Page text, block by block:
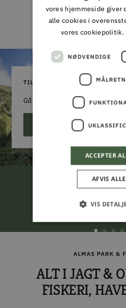
Skriv en
TILMELD DIG VORES
Gå aldrig glip af et godt tilbud!
ABONNER
FRI
ved køb for
1
2
4
ALMAS PARK &
ALT I JAGT &
FISKERI,
vores hjemmeside giver
alle cookies i
vores cookiepolitik.
NØDVENDIGE
ACCEPTER
AFVIS ALLE
VIS